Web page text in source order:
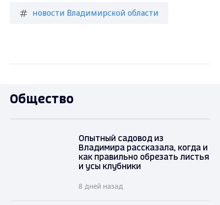
новости Владимирской области
Общество
Опытный садовод из
Владимира рассказала, когда и
как правильно обрезать листья
и усы клубники
8 дней назад